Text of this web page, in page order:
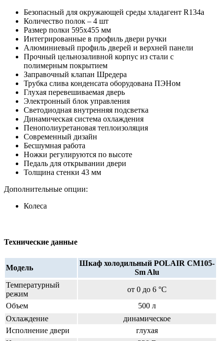
Безопасный для окружающей среды хладагент R134a
Количество полок – 4 шт
Размер полки 595х455 мм
Интегрированные в профиль двери ручки
Алюминиевый профиль дверей и верхней панели
Прочный цельнозаливной корпус из стали с
полимерным покрытием
Заправочный клапан Шредера
Трубка слива конденсата оборудована ПЭНом
Глухая перевешиваемая дверь
Электронный блок управления
Светодиодная внутренняя подсветка
Динамическая система охлаждения
Пенополиуретановая теплоизоляция
Современный дизайн
Бесшумная работа
Ножки регулируются по высоте
Педаль для открывании двери
Толщина стенки 43 мм
Дополнительные опции:
Колеса
Технические данные
Модель
Шкаф холодильный POLAIR CM105-
Sm Alu
Температурный
режим
от 0 до 6 °C
Объем
500 л
Охлаждение
динамическое
Исполнение двери
глухая